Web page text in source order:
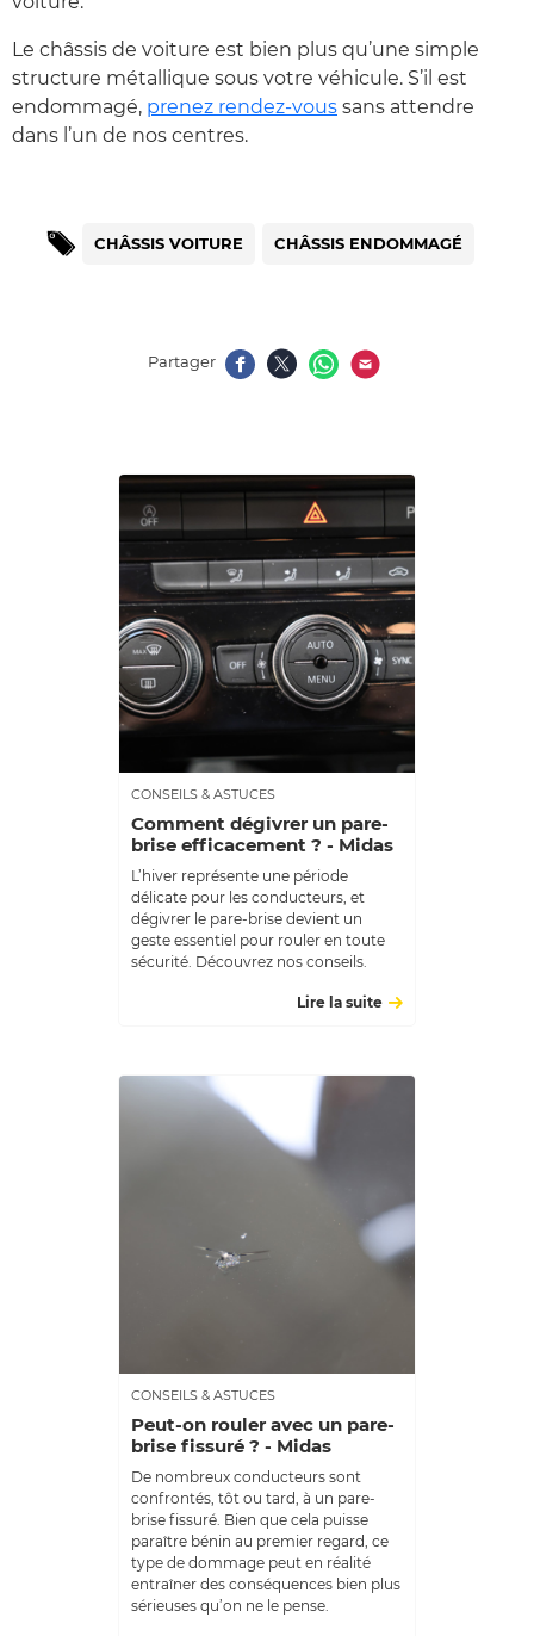
Le châssis de voiture est bien plus qu’une simple
structure métallique sous votre véhicule. S’il est
endommagé, prenez rendez-vous sans attendre
dans l’un de nos centres.
CHÂSSIS VOITURE CHÂSSIS ENDOMMAGÉ
Partager
CONSEILS & ASTUCES
Comment dégivrer un pare-
brise efficacement ? - Midas
L’hiver représente une période
délicate pour les conducteurs, et
dégivrer le pare-brise devient un
geste essentiel pour rouler en toute
sécurité. Découvrez nos conseils.
Lire la suite
CONSEILS & ASTUCES
Peut-on rouler avec un pare-
brise fissuré​ ? - Midas
De nombreux conducteurs sont
confrontés, tôt ou tard, à un pare-
brise fissuré. Bien que cela puisse
paraître bénin au premier regard, ce
type de dommage peut en réalité
entraîner des conséquences bien plus
sérieuses qu’on ne le pense.